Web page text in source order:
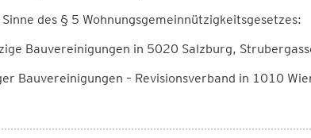
des § 5 Wohnungsgemeinnützigkeitsgesetzes:
Bauvereinigungen in 5020 Salzburg,
Bauvereinigungen – Revisionsverband in 1010